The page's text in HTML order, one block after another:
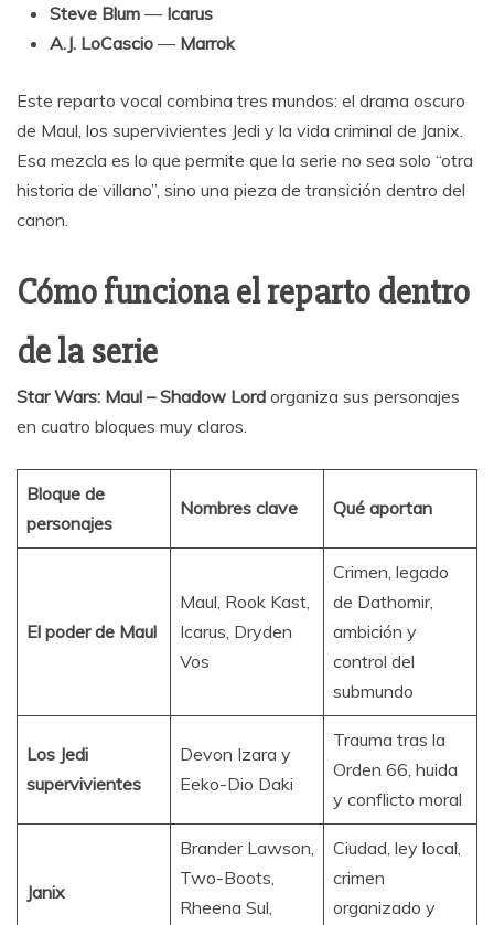
Steve Blum — Icarus
A.J. LoCascio — Marrok
Este reparto vocal combina tres mundos: el drama oscuro
de Maul, los supervivientes Jedi y la vida criminal de Janix.
Esa mezcla es lo que permite que la serie no sea solo “otra
historia de villano”, sino una pieza de transición dentro del
canon.
Cómo funciona el reparto dentro
de la serie
Star Wars: Maul – Shadow Lord organiza sus personajes
en cuatro bloques muy claros.
Bloque de
personajes
Nombres clave Qué aportan
El poder de Maul
Maul, Rook Kast,
Icarus, Dryden
Vos
Crimen, legado
de Dathomir,
ambición y
control del
submundo
Los Jedi
supervivientes
Devon Izara y
Eeko-Dio Daki
Trauma tras la
Orden 66, huida
y conflicto moral
Janix
Brander Lawson,
Two-Boots,
Rheena Sul,
Ciudad, ley local,
crimen
organizado y